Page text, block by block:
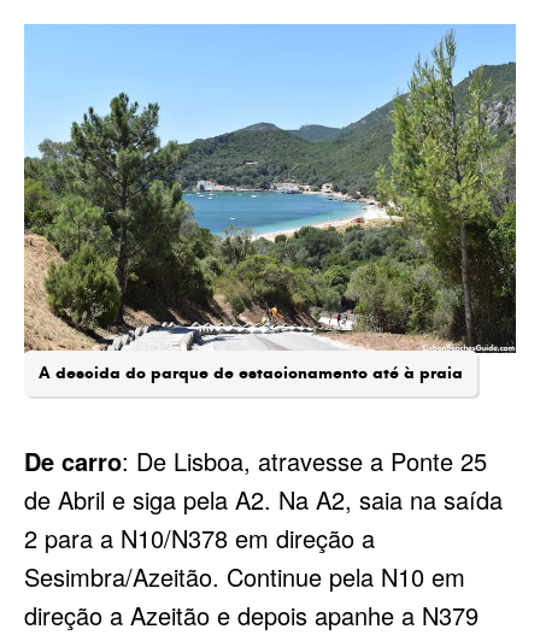
A descida do parque de estacionamento até à praia
De carro: De Lisboa, atravesse a Ponte 25
de Abril e siga pela A2. Na A2, saia na saída
2 para a N10/N378 em direção a
Sesimbra/Azeitão. Continue pela N10 em
direção a Azeitão e depois apanhe a N379